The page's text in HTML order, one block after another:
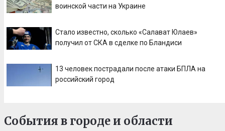
воинской части на Украине
Стало известно, сколько «Салават Юлаев»
получил от СКА в сделке по Бландиси
13 человек пострадали после атаки БПЛА на
российский город
События в городе и области